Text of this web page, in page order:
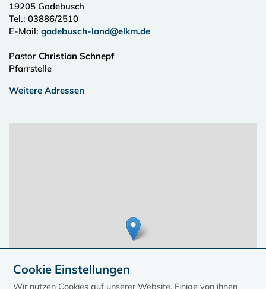
19205 Gadebusch
Tel.: 03886/2510
E-Mail: gadebusch-land@elkm.de
Pastor Christian Schnepf
Pfarrstelle
Weitere Adressen
Cookie Einstellungen
Wir nutzen Cookies auf unserer Website. Einige von ihnen